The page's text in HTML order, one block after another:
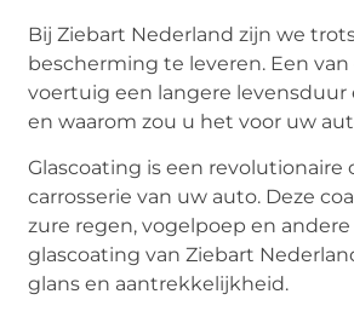
Bij Ziebart Nederland zijn we
bescherming te leveren. Een
voertuig een langere levensduur
en waarom zou u het voor uw
Glascoating is een
carrosserie van uw auto. Deze
zure regen, vogelpoep en
glascoating van Ziebart
glans en aantrekkelijkheid.